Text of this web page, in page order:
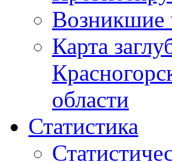
Возникшие
Карта
области
Статистика